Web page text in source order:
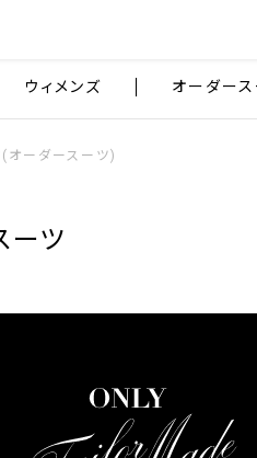
ーツブランド ONLY
ウィメンズ オーダー
オーダースーツ)
ーツ